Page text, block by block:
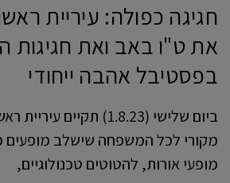
חגיגה כפולה: עיריית
בפסטיבל אהבה ייחודי
ביום שלישי (1.8.23) תקיים
מקורי לכל המשפחה שישלב מופעים
מופעי אורות, להטוטים טכנולוגיים,